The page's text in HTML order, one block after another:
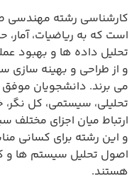
کارشناسی رشته مهندسی
است که به ریاضیات،
تحلیل داده ها و بهبود
و از طراحی و بهینه
می برند. دانشجویان
تحلیلی، سیستمی، کل
ارتباط میان اجزای مختلف
و این رشته برای کسانی
اصول تحلیل سیستم ها و
هستند.